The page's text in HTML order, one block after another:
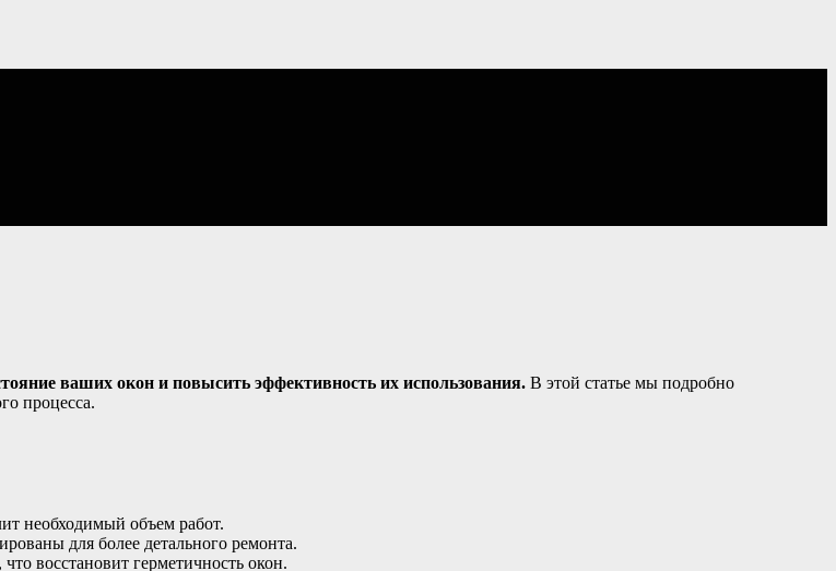
ваших окон и повысить эффективность их использования. В этой статье мы подробно
процесса.
необходимый объем работ.
для более детального ремонта.
восстановит герметичность окон.